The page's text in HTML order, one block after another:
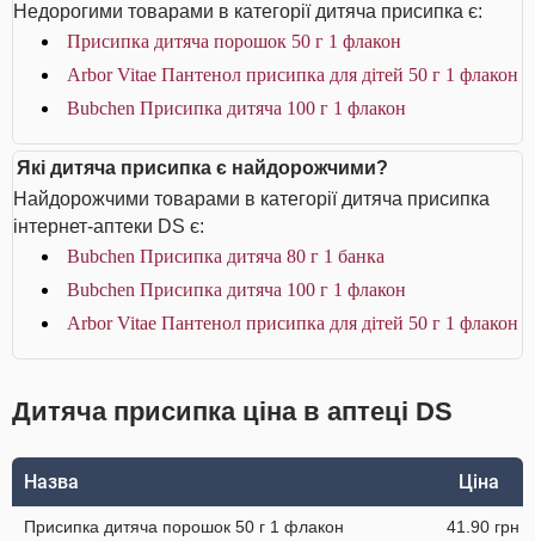
Недорогими товарами в категорії дитяча присипка є:
Присипка дитяча порошок 50 г 1 флакон
Arbor Vitae Пантенол присипка для дітей 50 г 1 флакон
Bubchen Присипка дитяча 100 г 1 флакон
Які дитяча присипка є найдорожчими?
Найдорожчими товарами в категорії дитяча присипка
інтернет-аптеки DS є:
Bubchen Присипка дитяча 80 г 1 банка
Bubchen Присипка дитяча 100 г 1 флакон
Arbor Vitae Пантенол присипка для дітей 50 г 1 флакон
Дитяча присипка ціна в аптеці DS
Назва Ціна
Присипка дитяча порошок 50 г 1 флакон 41.90 грн